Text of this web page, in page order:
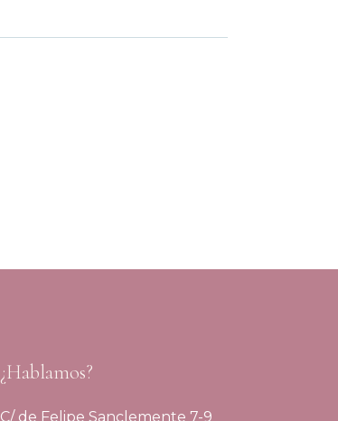
¿Hablamos?
C/ de Felipe Sanclemente 7-9